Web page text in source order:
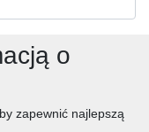
o
zapewnić najlepszą